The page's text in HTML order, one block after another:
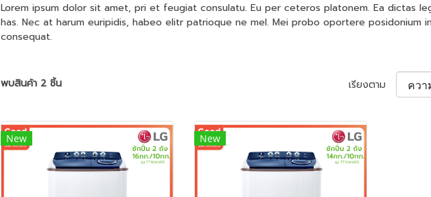
Lorem ipsum dolor sit amet, pri et feugiat consulatu. Eu per ceteros platonem. Ea dictas
has. Nec at harum euripidis, habeo elitr patrioque ne mel. Mei probo oportere posidonium
consequat.
พบสินค้า 2 ชิ้น เรียงตาม
New New